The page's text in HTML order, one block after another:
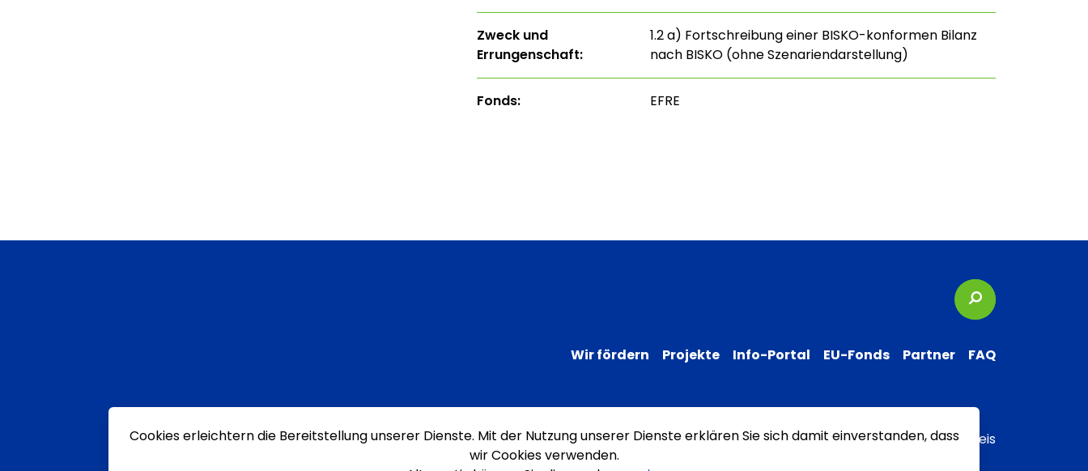
Zweck und
Errungenschaft:
1.2 a) Fortschreibung einer BISKO-konformen Bilanz
nach BISKO (ohne Szenariendarstellung)
Fonds: EFRE
Suchbegriffe
Wir fördern Projekte Info-Portal EU-Fonds Partner FAQ
Impressum Datenschutz Erklärung zur Barrierefreiheit Transparenzhinweis
Cookies erleichtern die Bereitstellung unserer Dienste. Mit der Nutzung unserer Dienste erklären Sie sich damit einverstanden, dass
wir Cookies verwenden.